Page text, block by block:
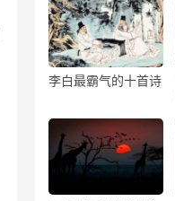
李白最霸气的十首诗